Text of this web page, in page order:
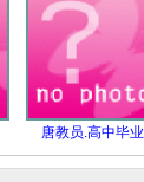
唐教员.高中毕业